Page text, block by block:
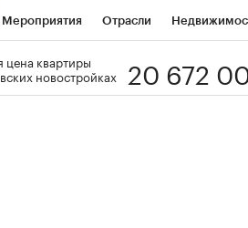
Мероприятия Отрасли
цена квартиры
новостройках
20 672